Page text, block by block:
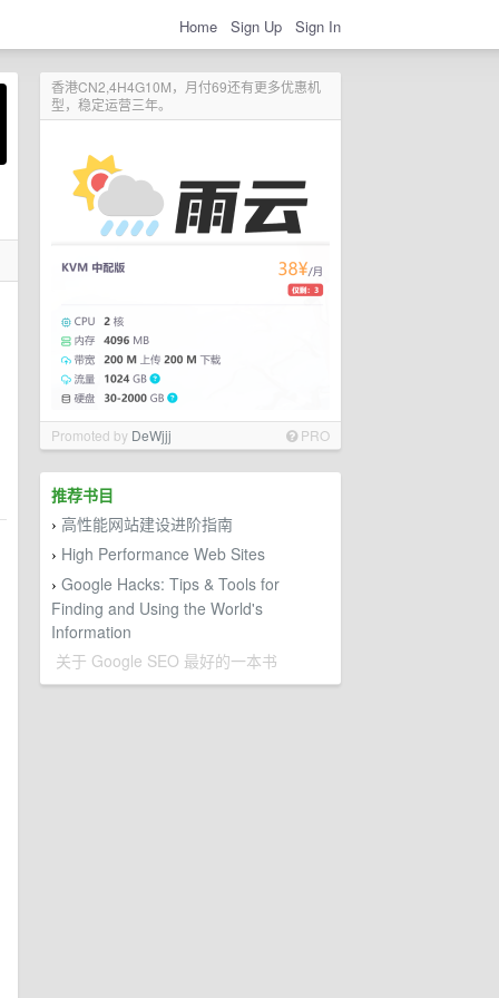
Home Sign Up Sign In
香港CN2,4H4G10M，月付69还有更多优惠机
型，稳定运营三年。
Promoted by DeWjjj PRO
推荐书目
› 高性能网站建设进阶指南
› High Performance Web Sites
› Google Hacks: Tips & Tools for
Finding and Using the World's
Information
关于 Google SEO 最好的一本书